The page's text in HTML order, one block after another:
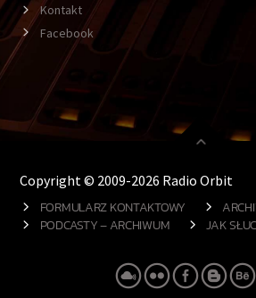
Kontakt
Facebook
Copyright © 2009-2026 Radio Orbit
FORMULARZ KONTAKTOWY
PODCASTY – ARCHIWUM
JAK